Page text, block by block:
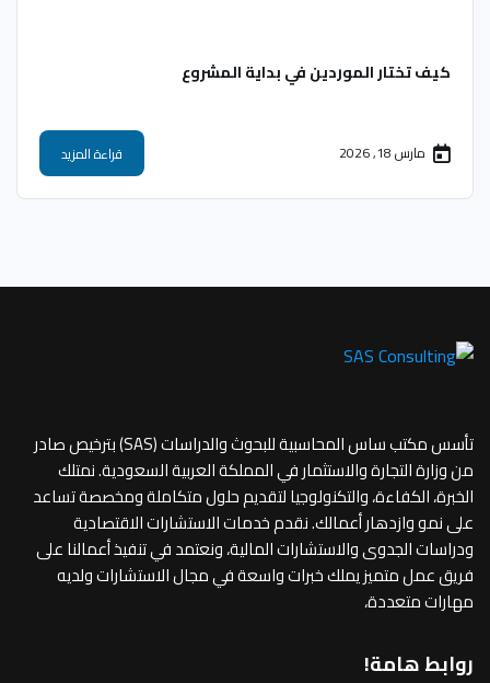
كيف تختار الموردين في بداية المشروع
مارس 18, 2026 قراءة المزيد
تأسس مكتب ساس المحاسبية للبحوث والدراسات (SAS) بترخيص صادر
من وزارة التجارة والاستثمار في المملكة العربية السعودية. نمتلك
الخبرة، الكفاءة، والتكنولوجيا لتقديم حلول متكاملة ومخصصة تساعد
على نمو وازدهار أعمالك. نقدم خدمات الاستشارات الاقتصادية
ودراسات الجدوى والاستشارات المالية، ونعتمد في تنفيذ أعمالنا على
فريق عمل متميز يملك خبرات واسعة في مجال الاستشارات ولديه
مهارات متعددة،
روابط هامة!